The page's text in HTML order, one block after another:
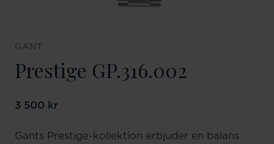
GANT
Prestige GP.316.002
Pris:3 500 kr
3 500 kr
Gants Prestige-kollektion erbjuder en balans